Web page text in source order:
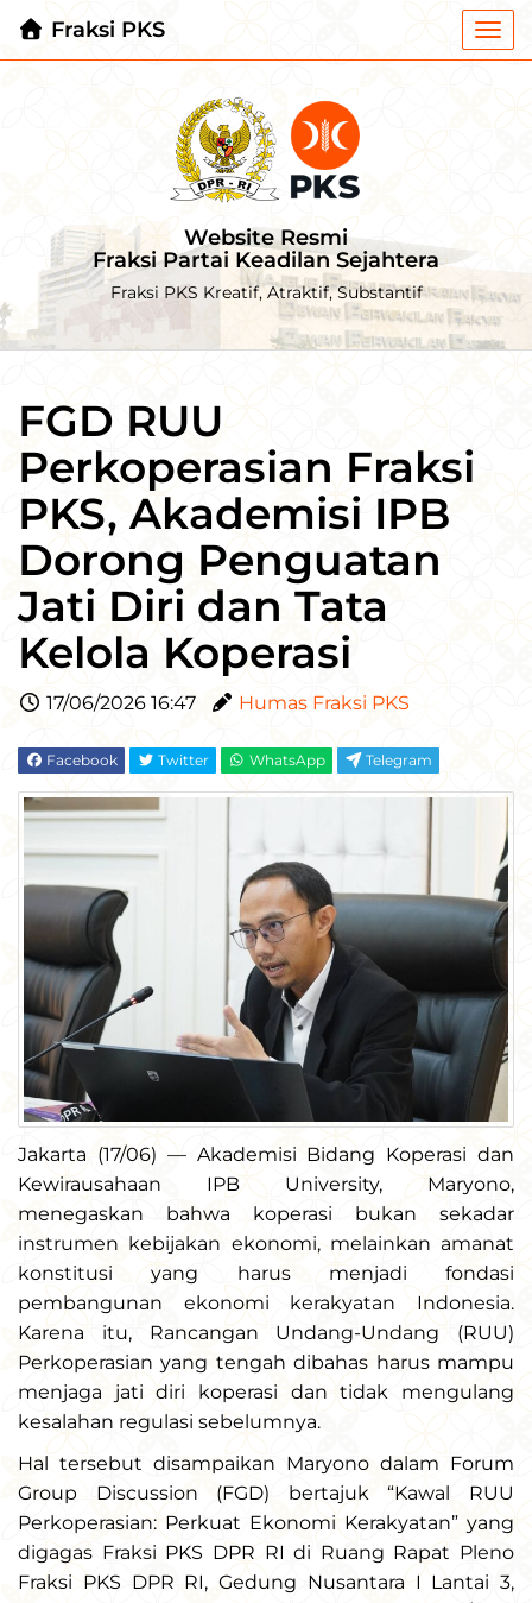
Fraksi PKS
Website Resmi
Fraksi Partai Keadilan Sejahtera
Fraksi PKS Kreatif, Atraktif, Substantif
FGD RUU
Perkoperasian Fraksi
PKS, Akademisi IPB
Dorong Penguatan
Jati Diri dan Tata
Kelola Koperasi
17/06/2026 16:47 Humas Fraksi PKS
Facebook Twitter WhatsApp Telegram
Jakarta (17/06) — Akademisi Bidang Koperasi dan
Kewirausahaan IPB University, Maryono,
menegaskan bahwa koperasi bukan sekadar
instrumen kebijakan ekonomi, melainkan amanat
konstitusi yang harus menjadi fondasi
pembangunan ekonomi kerakyatan Indonesia.
Karena itu, Rancangan Undang-Undang (RUU)
Perkoperasian yang tengah dibahas harus mampu
menjaga jati diri koperasi dan tidak mengulang
kesalahan regulasi sebelumnya.
Hal tersebut disampaikan Maryono dalam Forum
Group Discussion (FGD) bertajuk “Kawal RUU
Perkoperasian: Perkuat Ekonomi Kerakyatan” yang
digagas Fraksi PKS DPR RI di Ruang Rapat Pleno
Fraksi PKS DPR RI, Gedung Nusantara I Lantai 3,